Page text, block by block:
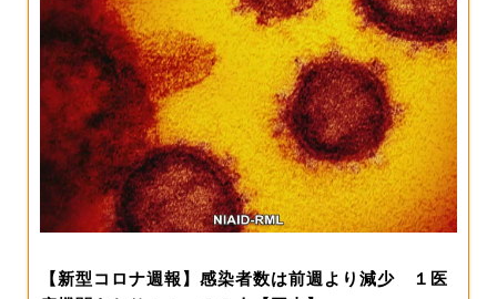
【新型コロナ週報】感染者数は前週より減少 １医